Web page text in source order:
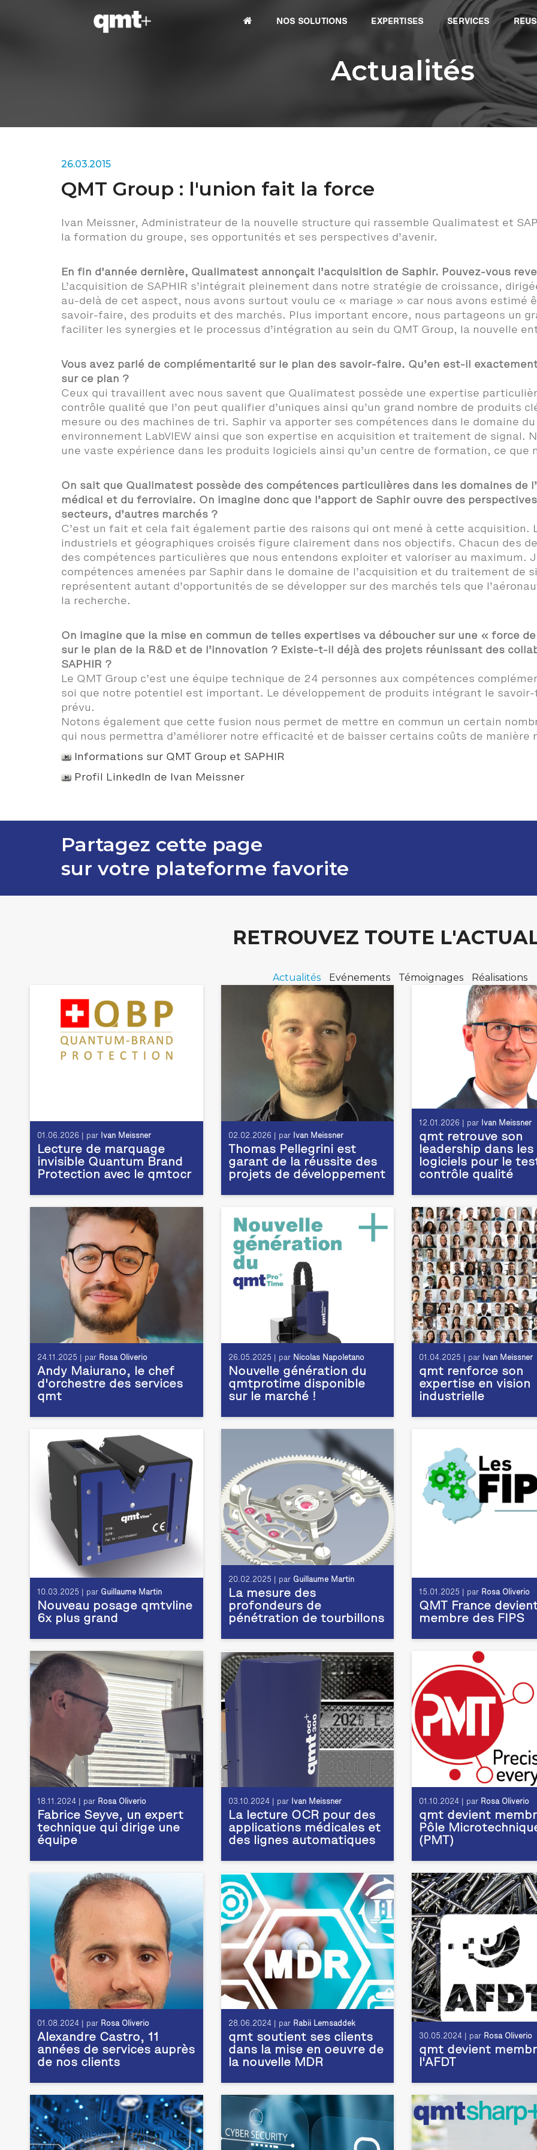
NOS SOLUTIONS EXPERTISES SERVICES
Actualités
26.03.2015
QMT Group : l'union fait la force
Ivan Meissner, Administrateur de la nouvelle structure qui rassemble Qualimatest et
la formation du groupe, ses opportunités et ses perspectives d’avenir.
En fin d’année dernière, Qualimatest annonçait l’acquisition de Saphir. Pouvez-vous
L’acquisition de SAPHIR s’intégrait pleinement dans notre stratégie de croissance,
au-delà de cet aspect, nous avons surtout voulu ce « mariage » car nous avons estimé
savoir-faire, des produits et des marchés. Plus important encore, nous partageons un
faciliter les synergies et le processus d’intégration au sein du QMT Group, la nouvelle
Vous avez parlé de complémentarité sur le plan des savoir-faire. Qu’en est-il
sur ce plan ?
Ceux qui travaillent avec nous savent que Qualimatest possède une expertise
contrôle qualité que l’on peut qualifier d’uniques ainsi qu’un grand nombre de produits
mesure ou des machines de tri. Saphir va apporter ses compétences dans le domaine
environnement LabVIEW ainsi que son expertise en acquisition et traitement de signal.
une vaste expérience dans les produits logiciels ainsi qu’un centre de formation, ce que
On sait que Qualimatest possède des compétences particulières dans les domaines de
médical et du ferroviaire. On imagine donc que l’apport de Saphir ouvre des
secteurs, d’autres marchés ?
C’est un fait et cela fait également partie des raisons qui ont mené à cette acquisition.
industriels et géographiques croisés figure clairement dans nos objectifs. Chacun des
des compétences particulières que nous entendons exploiter et valoriser au maximum.
compétences amenées par Saphir dans le domaine de l’acquisition et du traitement de
représentent autant d’opportunités de se développer sur des marchés tels que
la recherche.
On imagine que la mise en commun de telles expertises va déboucher sur une « force
sur le plan de la R&D et de l’innovation ? Existe-t-il déjà des projets réunissant des
SAPHIR ?
Le QMT Group c’est une équipe technique de 24 personnes aux compétences
soi que notre potentiel est important. Le développement de produits intégrant le
prévu.
Notons également que cette fusion nous permet de mettre en commun un certain
qui nous permettra d’améliorer notre efficacité et de baisser certains coûts de manière
Informations sur QMT Group et SAPHIR
Profil LinkedIn de Ivan Meissner
Partagez cette page
sur votre plateforme favorite
RETROUVEZ TOUTE
Actualités Evénements Témoignages Réalisations
01.06.2026 | par Ivan Meissner
Lecture de marquage
invisible Quantum Brand
Protection avec le qmtocr
02.02.2026 | par Ivan Meissner
Thomas Pellegrini est
garant de la réussite des
projets de développement
12.01.2026 | par Ivan Meissner
qmt retrouve son
leadership dans les
logiciels pour le
contrôle qualité
24.11.2025 | par Rosa Oliverio
Andy Maiurano, le chef
d'orchestre des services
qmt
26.05.2025 | par Nicolas Napoletano
Nouvelle génération du
qmtprotime disponible
sur le marché !
01.04.2025 | par Ivan Meissner
qmt renforce son
expertise en vision
industrielle
10.03.2025 | par Guillaume Martin
Nouveau posage qmtvline
6x plus grand
20.02.2025 | par Guillaume Martin
La mesure des
profondeurs de
pénétration de tourbillons
15.01.2025 | par Rosa Oliverio
QMT France
membre des FIPS
18.11.2024 | par Rosa Oliverio
Fabrice Seyve, un expert
technique qui dirige une
équipe
03.10.2024 | par Ivan Meissner
La lecture OCR pour des
applications médicales et
des lignes automatiques
01.10.2024 | par Rosa Oliverio
qmt devient
Pôle
(PMT)
01.08.2024 | par Rosa Oliverio
Alexandre Castro, 11
années de services auprès
de nos clients
28.06.2024 | par Rabii Lemsaddek
qmt soutient ses clients
dans la mise en oeuvre de
la nouvelle MDR
30.05.2024 | par Rosa Oliverio
qmt devient
l'AFDT